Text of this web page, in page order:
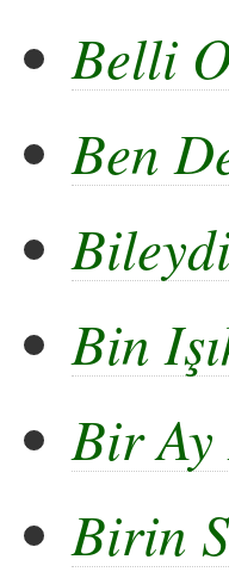
Belli
Ben
Bin
Bir Ay
Birin